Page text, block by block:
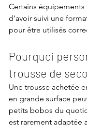
Certains équipements
d’avoir suivi une
pour être utilisés
Pourquoi
trousse de
Une trousse achetée
en grande surface
petits bobos du
est rarement adaptée